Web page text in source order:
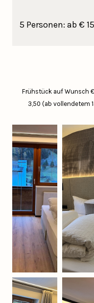
5 Personen: ab €
Frühstück auf Wunsch
3,50 (ab vollendetem